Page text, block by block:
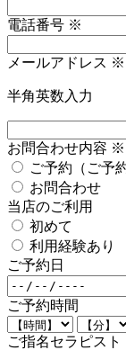
電話番号 ※
メールアドレス ※
半角英数入力
お問合わせ内容 ※
ご予約（ご予
お問合わせ
当店のご利用
初めて
利用経験あり
ご予約日
ご予約時間
ご指名セラピスト